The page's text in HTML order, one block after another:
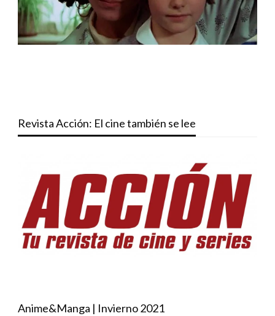
Revista Acción: El cine también se lee
Anime&Manga | Invierno 2021